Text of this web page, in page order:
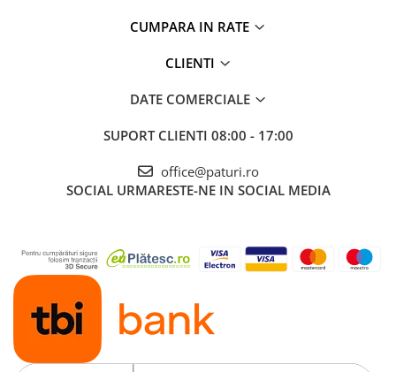
CUMPARA IN RATE
CLIENTI
DATE COMERCIALE
SUPORT CLIENTI 08:00 - 17:00
office@paturi.ro
SOCIAL URMARESTE-NE IN SOCIAL MEDIA